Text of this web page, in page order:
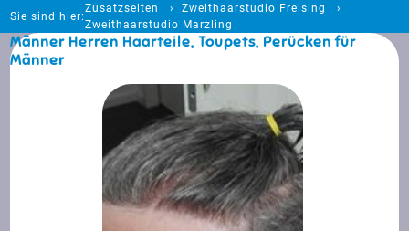
Sie sind hier:
Zusatzseiten
Zweithaarstudio Freising
Zweithaarstudio Marzling
Männer Herren Haarteile, Toupets, Perücken für
Männer